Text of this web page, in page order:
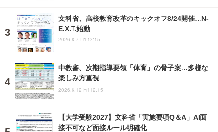
文科省、高校教育改革のキックオフ8/24開催…N-
E.X.T.始動
2026.8.7 Fri 12:15
中教審、次期指導要領「体育」の骨子案…多様な
楽しみ方重視
2026.6.12 Fri 12:15
【大学受験2027】文科省「実施要項Q＆A」AI面
接不可など面接ルール明確化